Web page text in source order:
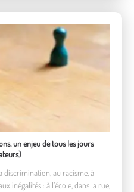
un enjeu de tous les jours
discrimination, au racisme, à
inégalités : à l’école, dans la rue,